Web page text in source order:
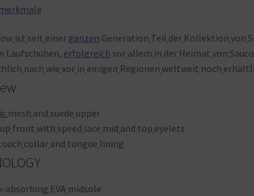
ist seit einerganzen Generation Teil der Kollektion von
Laufschuhen, erfolgreich vor allem in der Heimat von
nach wie vor in einigen Regionen weltweit noch
mesh and suede upper
front with speed lace mid and top eyelets
collar and tongue lining
absorbing EVA midsole